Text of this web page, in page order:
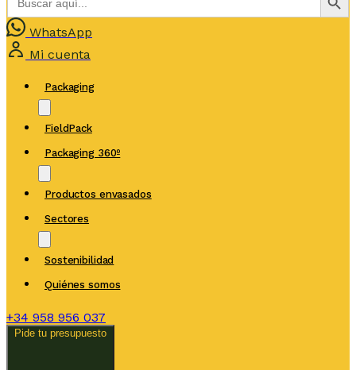
WhatsApp
Mi cuenta
Packaging
FieldPack
Packaging 360º
Productos envasados
Sectores
Sostenibilidad
Quiénes somos
+34 958 956 037
Pide tu presupuesto